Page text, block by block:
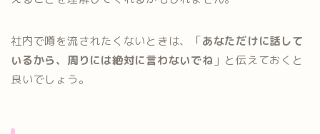
社内で噂を流されたくないときは、「あなただけに話して
いるから、周りには絶対に言わないでね 」と伝えておくと
良いでしょう。